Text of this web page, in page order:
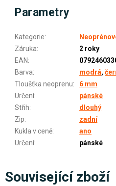
Parametry
Kategorie:
Záruka:
2 roky
EAN:
Barva: modrá,
Tloušťka neoprenu:
6 mm
Určení:
pánské
Střih:
dlouhý
Zip:
zadní
Kukla v ceně:
ano
Určení: pánské
Související zboží